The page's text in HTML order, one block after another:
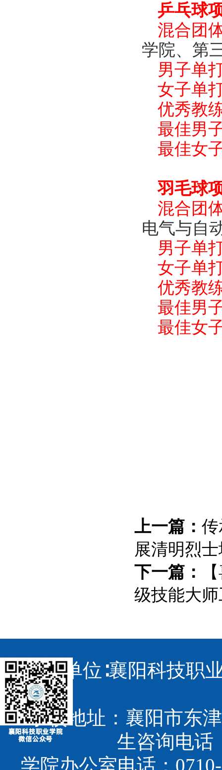
乒乓球
混合团
学院、第
男子单
女子单
优秀教
最佳男
最佳女
羽毛球
混合团
电气与自
男子单
女子单
优秀教
最佳男
最佳女
上一篇：
展清明烈
下一篇：
级技能大
主办单位∶襄阳科技
学校地址：襄阳市东
生咨询电话
学院办公室电话：